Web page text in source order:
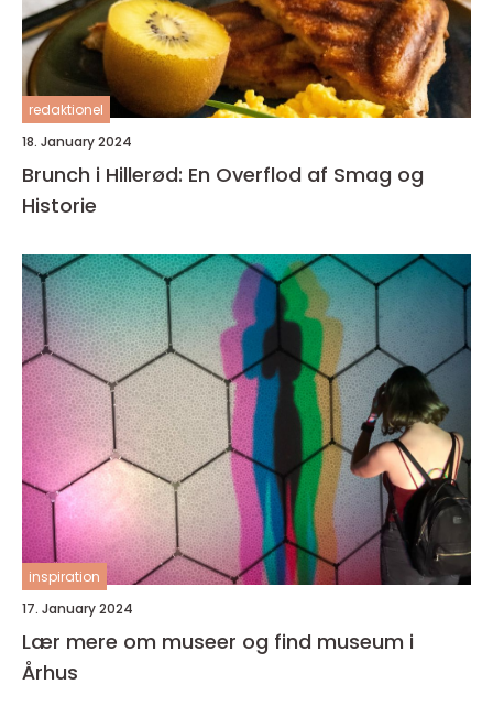
redaktionel
18. January 2024
Brunch i Hillerød: En Overflod af Smag og
Historie
inspiration
17. January 2024
Lær mere om museer og find museum i
Århus